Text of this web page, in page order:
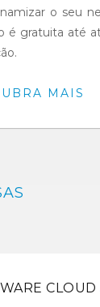
o seu
é gratuita até
MAIS
CLOUD